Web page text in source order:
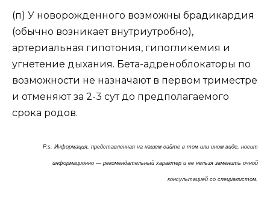
(п) У новорожденного возможны брадикардия
(обычно возникает внутриутробно),
артериальная гипотония, гипогликемия и
угнетение дыхания. Бета-адреноблокаторы по
возможности не назначают в первом триместре
и отменяют за 2-3 сут до предполагаемого
срока родов.
P.s. Информация, представленная на нашем сайте в том или ином виде, носит
информационно — рекомендательный характер и ее нельзя заменить очной
консультацией со специалистом.